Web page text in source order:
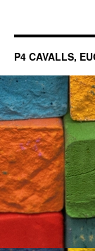
P4 CAVALLS,